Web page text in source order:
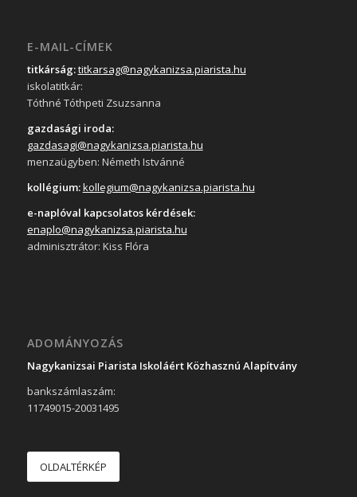
E-MAIL-CÍMEK
titkárság:titkarsag@nagykanizsa.piarista.hu
iskolatitkár:
Tóthné Tóthpeti Zsuzsanna
gazdasági iroda:
gazdasagi@nagykanizsa.piarista.hu
menzaügyben: Németh Istvánné
kollégium:kollegium@nagykanizsa.piarista.hu
e-naplóval kapcsolatos kérdések:
enaplo@nagykanizsa.piarista.hu
adminisztrátor: Kiss Flóra
ADOMÁNYOZÁS
Nagykanizsai Piarista Iskoláért Közhasznú Alapítvány
bankszámlaszám:
11749015-20031495
OLDALTÉRKÉP